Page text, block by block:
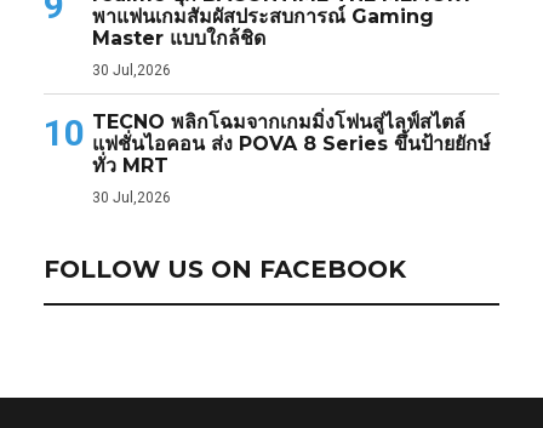
พาแฟนเกมสัมผัสประสบการณ์ Gaming
Master แบบใกล้ชิด
30 Jul,2026
10 TECNO พลิกโฉมจากเกมมิ่งโฟนสู่ไลฟ์สไตล์
แฟชั่นไอคอน ส่ง POVA 8 Series ขึ้นป้ายยักษ์
ทั่ว MRT
30 Jul,2026
FOLLOW US ON FACEBOOK